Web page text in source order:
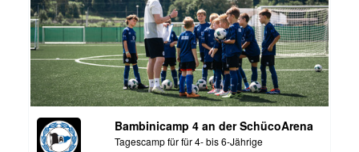
Bambinicamp 4 an der SchücoArena
Tagescamp für für 4- bis 6-Jährige